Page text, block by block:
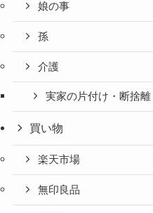
娘の事
孫
介護
実家の片付け・断捨離
買い物
楽天市場
無印良品